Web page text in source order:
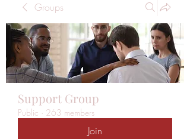
Groups
Support Group
Public · 263 members
Join